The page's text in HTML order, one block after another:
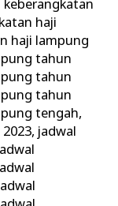
keberangkatan
haji
haji lampung
tahun
tahun
tahun
tengah,
, jadwal